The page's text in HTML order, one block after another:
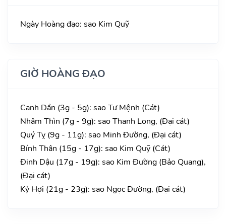
Ngày Hoàng đạo: sao Kim Quỹ
GIỜ HOÀNG ĐẠO
Canh Dần (3g - 5g): sao Tư Mệnh (Cát)
Nhâm Thìn (7g - 9g): sao Thanh Long, (Đại cát)
Quý Tỵ (9g - 11g): sao Minh Đường, (Đại cát)
Bính Thân (15g - 17g): sao Kim Quỹ (Cát)
Đinh Dậu (17g - 19g): sao Kim Đường (Bảo Quang),
(Đại cát)
Kỷ Hợi (21g - 23g): sao Ngọc Đường, (Đại cát)